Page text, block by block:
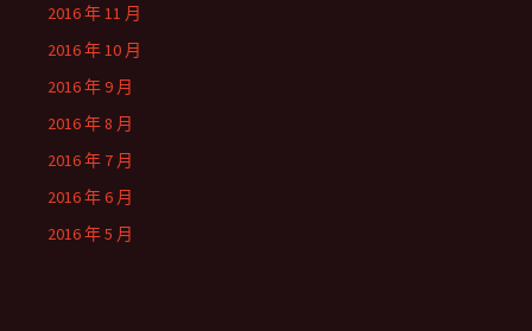
2016 年 11 月
2016 年 10 月
2016 年 9 月
2016 年 8 月
2016 年 7 月
2016 年 6 月
2016 年 5 月